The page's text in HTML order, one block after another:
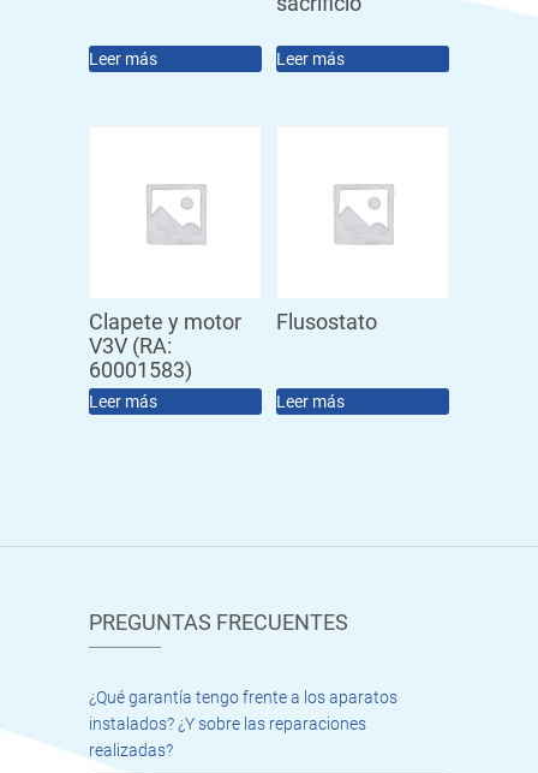
Leer más Leer más
Clapete y motor
V3V (RA:
60001583)
Leer más
Flusostato
Leer más
PREGUNTAS FRECUENTES
¿Qué garantía tengo frente a los aparatos
instalados? ¿Y sobre las reparaciones
realizadas?